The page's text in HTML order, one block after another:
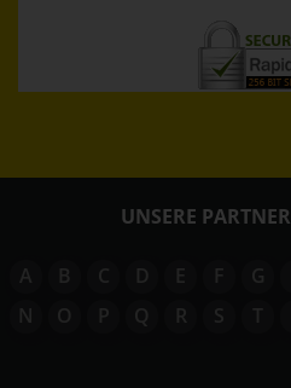
UNSERE PARTNER
A B C D E F G
N
O P Q R S T